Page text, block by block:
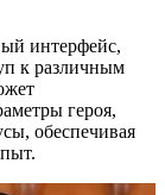
интерфейс,
к различным
героя,
обеспечивая